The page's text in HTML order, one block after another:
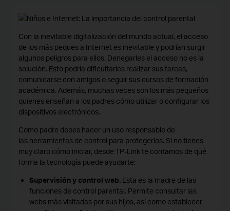
Con la inevitable digitalización del mundo actual, el acceso
de los más peques a Internet es inevitable y podrían surgir
algunos peligros para ellos. Denegarles el acceso no es la
solución. Esto podría dificultarles realizar sus tareas,
comunicarse con amigos o seguir sus cursos de formación
académica. Además, muchas veces son los más pequeños
quienes enseñan a los padres cómo utilizar o configurar los
dispositivos electrónicos.
Como padre debes hacer un uso responsable de
las herramientas de control para protegerlos. Si no tienes
muy claro cómo iniciar, desde TP-Link te contamos de qué
forma la tecnología puede ayudarte:
Supervisión y control web.Esta es la madre de las
funciones de control parental. Permite consultar las
webs más visitadas por sus hijos, así como establecer